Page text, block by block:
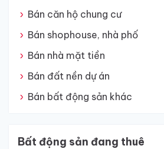
Bán căn hộ chung cư
Bán shophouse, nhà phố
Bán nhà mặt tiền
Bán đất nền dự án
Bán bất động sản khác
Bất động sản đang thuê